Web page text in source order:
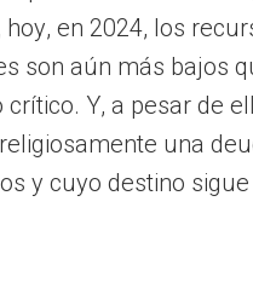
en 2024, los
son aún más bajos
Y, a pesar de
una
y cuyo destino